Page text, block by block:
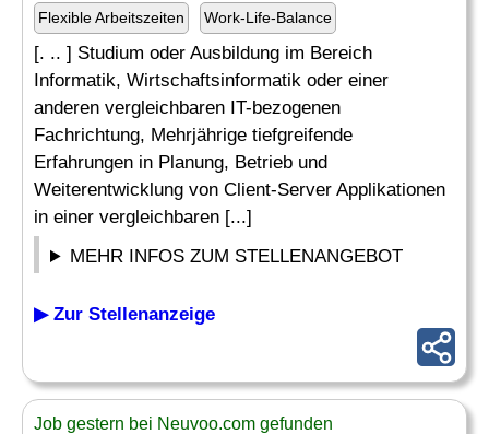
Flexible Arbeitszeiten Work-Life-Balance
[. .. ] Studium oder Ausbildung im Bereich
Informatik, Wirtschaftsinformatik oder einer
anderen vergleichbaren IT-bezogenen
Fachrichtung, Mehrjährige tiefgreifende
Erfahrungen in Planung, Betrieb und
Weiterentwicklung von Client-Server Applikationen
in einer vergleichbaren [...]
MEHR INFOS ZUM STELLENANGEBOT
▶ Zur Stellenanzeige
Job gestern bei Neuvoo.com gefunden